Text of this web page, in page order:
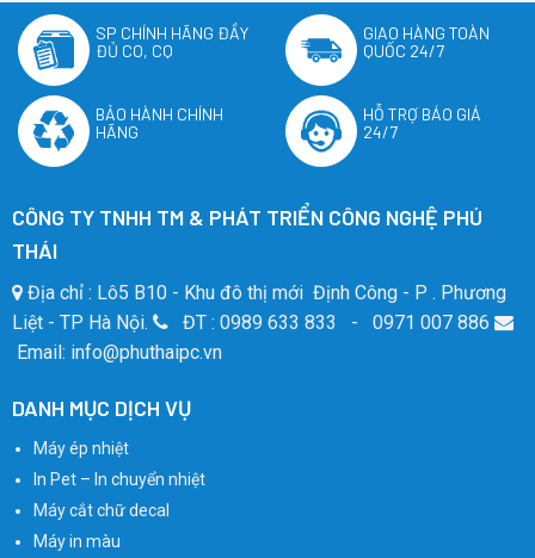
SP CHÍNH HÃNG ĐẦY
ĐỦ CO, CQ
GIAO HÀNG TOÀN
QUỐC 24/7
BẢO HÀNH CHÍNH
HÃNG
HỖ TRỢ BÁO GIÁ
24/7
CÔNG TY TNHH TM & PHÁT TRIỂN CÔNG NGHỆ PHÚ
THÁI
Địa chỉ : Lô5 B10 - Khu đô thị mới Định Công - P . Phương
Liệt - TP Hà Nội.
ĐT : 0989 633 833 - 0971 007 886
Email: info@phuthaipc.vn
DANH MỤC DỊCH VỤ
Máy ép nhiệt
In Pet – In chuyển nhiệt
Máy cắt chữ decal
Máy in màu